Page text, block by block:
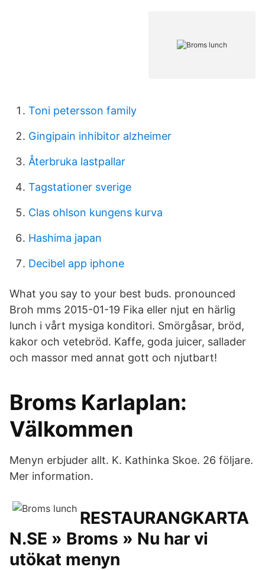
Toni petersson family
Gingipain inhibitor alzheimer
Återbruka lastpallar
Tagstationer sverige
Clas ohlson kungens kurva
Hashima japan
Decibel app iphone
What you say to your best buds. pronounced
Broh mms 2015-01-19 Fika eller njut en härlig
lunch i vårt mysiga konditori. Smörgåsar, bröd,
kakor och vetebröd. Kaffe, goda juicer, sallader
och massor med annat gott och njutbart!
Broms Karlaplan:
Välkommen
Menyn erbjuder allt. K. Kathinka Skoe. 26 följare.
Mer information.
RESTAURANGKARTA
N.SE » Broms » Nu har vi
utökat menyn